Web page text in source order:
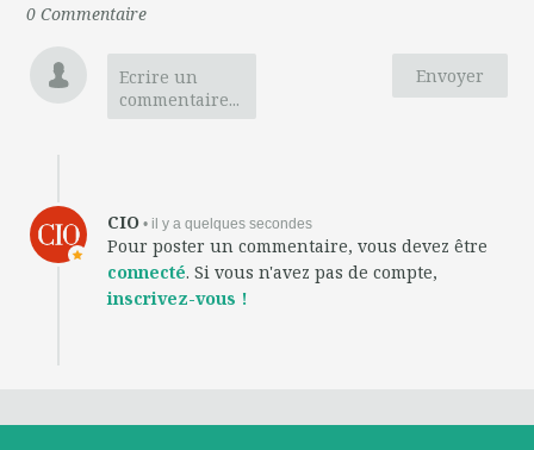
0 Commentaire
Envoyer
Ecrire un
commentaire...
CIO • il y a quelques secondes
Pour poster un commentaire, vous devez être
connecté. Si vous n'avez pas de compte,
inscrivez-vous !